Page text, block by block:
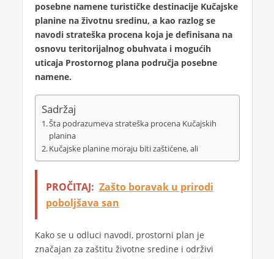
posebne namene turističke destinacije Kučajske
planine na životnu sredinu, a kao razlog se
navodi strateška procena koja je definisana na
osnovu teritorijalnog obuhvata i mogućih
uticaja Prostornog plana područja posebne
namene.
Sadržaj
Šta podrazumeva strateška procena Kučajskih
planina
Kučajske planine moraju biti zaštićene, ali
PROČITAJ: Zašto boravak u prirodi
poboljšava san
Kako se u odluci navodi, prostorni plan je
značajan za zaštitu životne sredine i održivi